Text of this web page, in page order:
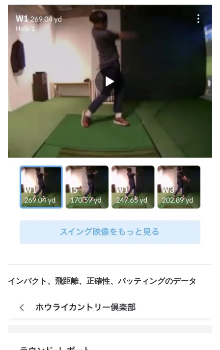
インパクト、飛距離、正確性、パッティングのデータ